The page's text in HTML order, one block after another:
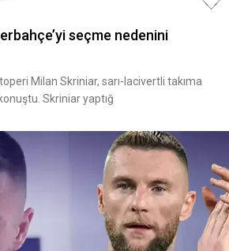
seçme nedenini
Milan Skriniar, sarı-lacivertli takıma
Skriniar yaptığ